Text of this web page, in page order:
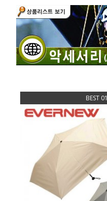
BEST 01